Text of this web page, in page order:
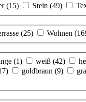
(15) Stein (49)
(25) Wohnen
(1) weiß (42)
goldbraun (9)